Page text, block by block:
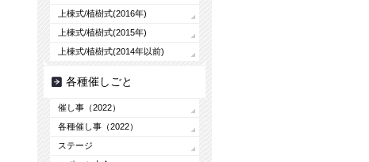
上棟式/植樹式(2016年)
上棟式/植樹式(2015年)
上棟式/植樹式(2014年以前)
各種催しごと
催し事（2022）
各種催し事（2022）
ステージ